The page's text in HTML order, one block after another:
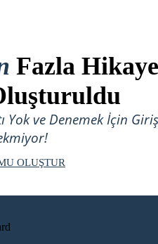
Fazla Hikaye
Yok ve Denemek İçin Giriş
OLUŞTUR